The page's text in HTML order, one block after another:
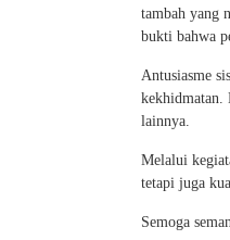
tambah yang
bukti bahwa
Antusiasme
kekhidmatan.
lainnya.
Melalui
tetapi juga
Semoga